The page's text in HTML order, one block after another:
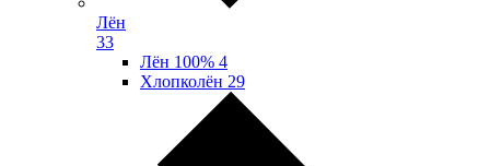
Лён
33
Лён 100% 4
Хлопколён 29